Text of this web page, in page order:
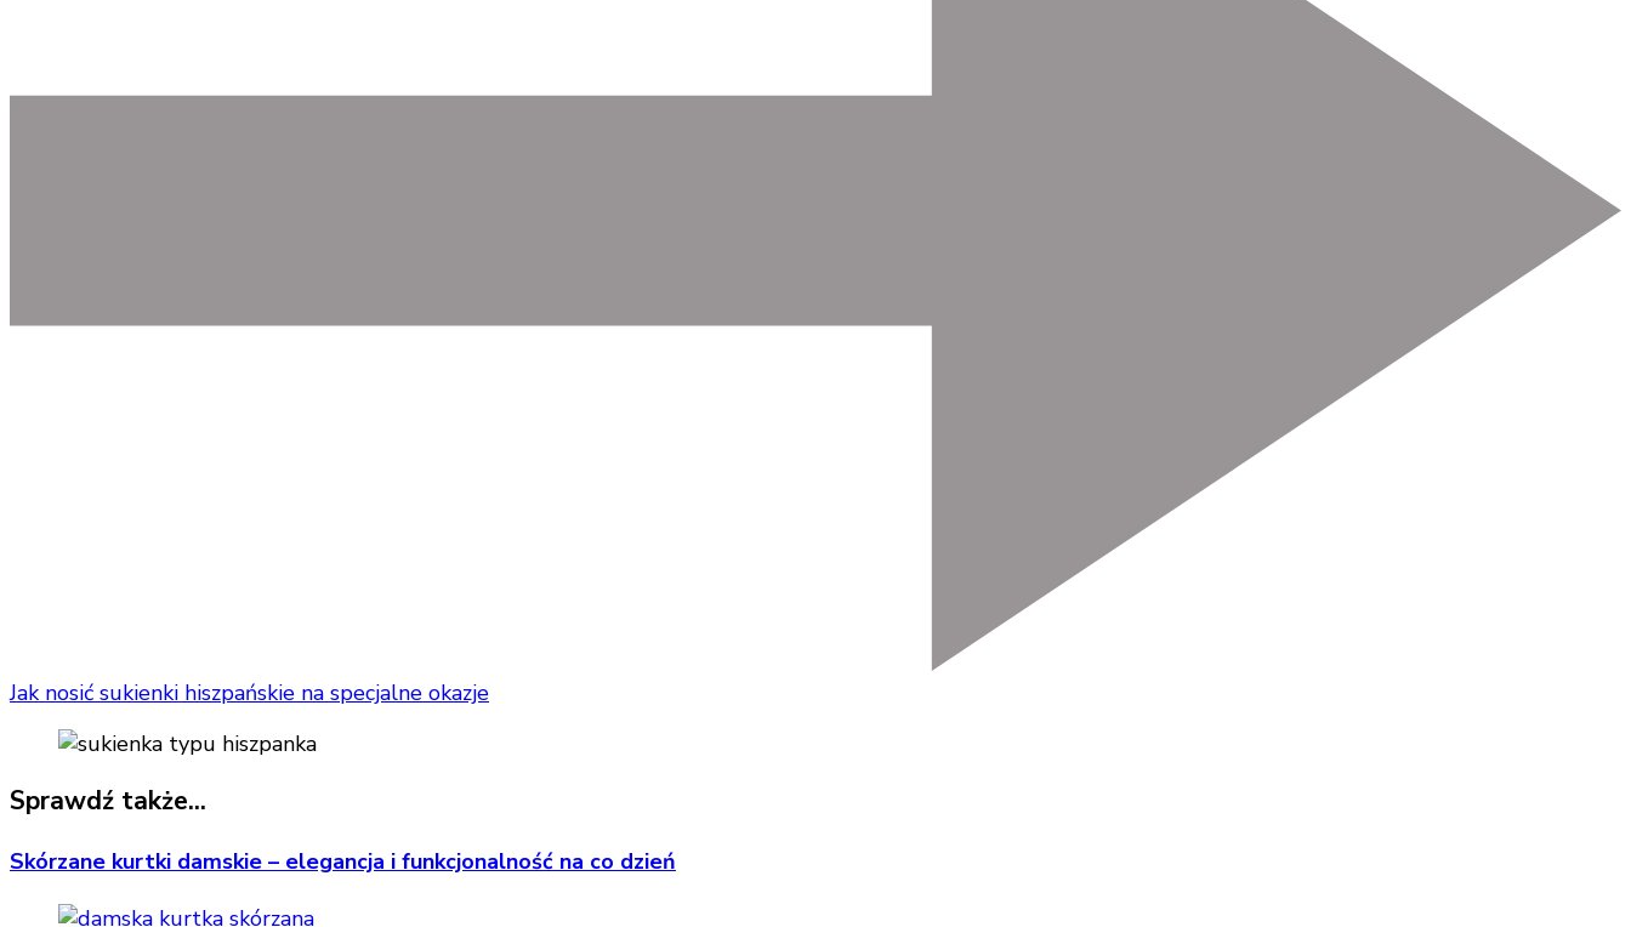
Jak nosić sukienki hiszpańskie na specjalne okazje
Sprawdź także...
Skórzane kurtki damskie – elegancja i funkcjonalność na co dzień